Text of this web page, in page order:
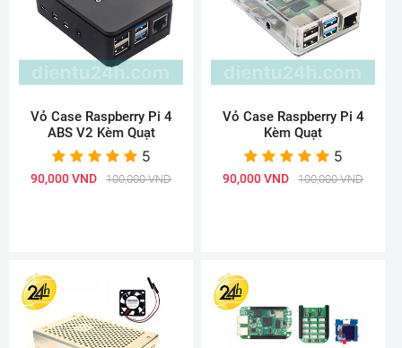
Vỏ Case Raspberry Pi 4
ABS V2 Kèm Quạt
5
90,000 VND 100,000 VND
Vỏ Case Raspberry Pi 4
Kèm Quạt
5
90,000 VND 100,000 VND